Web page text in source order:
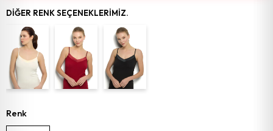
DIĞER RENK SEÇENEKLERIMIZ.
Renk